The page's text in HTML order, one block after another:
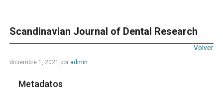
Scandinavian Journal of Dental Research
Volver
diciembre 1, 2021 por admin
Metadatos